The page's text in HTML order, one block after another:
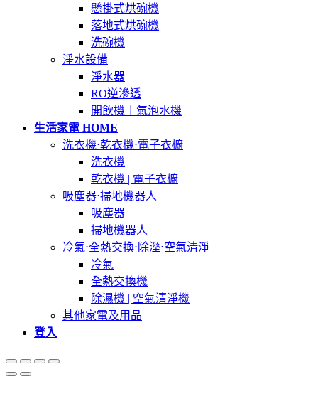
懸掛式烘碗機
落地式烘碗機
洗碗機
淨水設備
淨水器
RO逆滲透
開飲機｜氣泡水機
生活家電 HOME
洗衣機⋅乾衣機⋅電子衣櫥
洗衣機
乾衣機 | 電子衣櫥
吸塵器⋅掃地機器人
吸塵器
掃地機器人
冷氣⋅全熱交換⋅除溼⋅空氣清淨
冷氣
全熱交換機
除濕機 | 空氣清淨機
其他家電及用品
登入